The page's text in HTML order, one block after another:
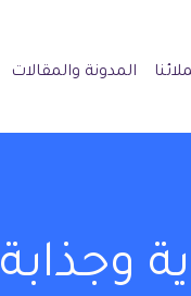
المدونة والمقالات
وجذابة